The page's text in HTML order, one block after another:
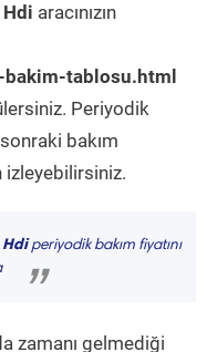
aracınızın
tablosu.html
Periyodik
bakım
izleyebilirsiniz.
Hdiperiyodik bakım fiyatını
”
zamanı gelmediği